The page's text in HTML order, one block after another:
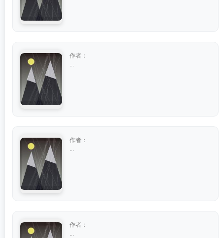
作者：
作者：
作者：